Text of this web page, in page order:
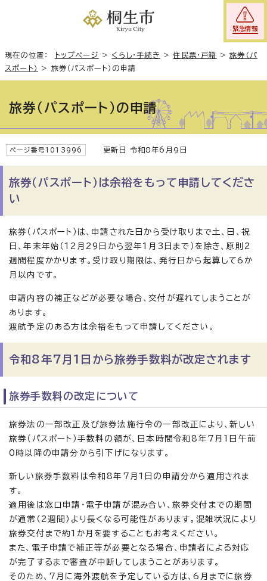
緊急情報
現在の位置： トップページ > くらし・手続き >住民票・戸籍 >旅券（パ
スポート）
> 旅券（パスポート）の申請
旅券（パスポート）の申請
ページ番号1013996 更新日 令和8年6月9日
旅券（パスポート）は余裕をもって申請してくださ
い
旅券（パスポート）は、申請された日から受け取りまで土、日、祝
日、年末年始（12月29日から翌年1月3日まで）を除き、原則2
週間程度かかります。受け取り期限は、発行日から起算して6か
月以内です。
申請内容の補正などが必要な場合、交付が遅れてしまうことが
あります。
渡航予定のある方は余裕をもって申請してください。
令和8年7月1日から旅券手数料が改定されます
旅券手数料の改定について
旅券法の一部改正及び旅券法施行令の一部改正により、新しい
旅券（パスポート）手数料の額が、日本時間令和8年7月1日午前
0時以降の申請分から引下げになります。
新しい旅券手数料は令和8年7月1日の申請分から適用されま
す。
適用後は窓口申請・電子申請が混み合い、旅券交付までの期間
が通常（2週間）より長くなる可能性があります。混雑状況により
旅券交付まで約1か月を要することもお考えください。
また、電子申請で補正等が必要となる場合、申請者による対応
が完了するまで審査が中断してしまうことがあります。
そのため、7月に海外渡航を予定している方は、6月までに旅券